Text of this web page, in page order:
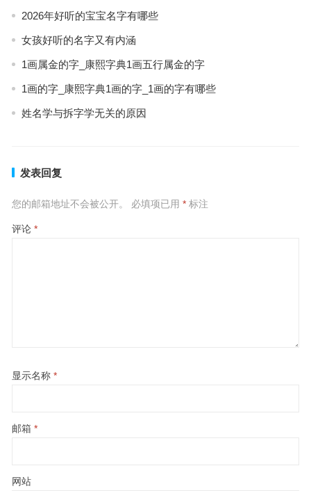
2026年好听的宝宝名字有哪些
女孩好听的名字又有内涵
1画属金的字_康熙字典1画五行属金的字
1画的字_康熙字典1画的字_1画的字有哪些
姓名学与拆字学无关的原因
发表回复
您的邮箱地址不会被公开。 必填项已用 *标注
评论 *
显示名称 *
邮箱 *
网站